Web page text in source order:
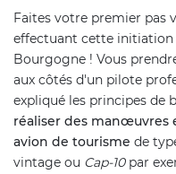
Faites votre premier pas
effectuant cette initiation
Bourgogne ! Vous
aux côtés d'un pilote
expliqué les principes de
réaliser des manœuvres
avion de tourisme de
vintage ou Cap-10par